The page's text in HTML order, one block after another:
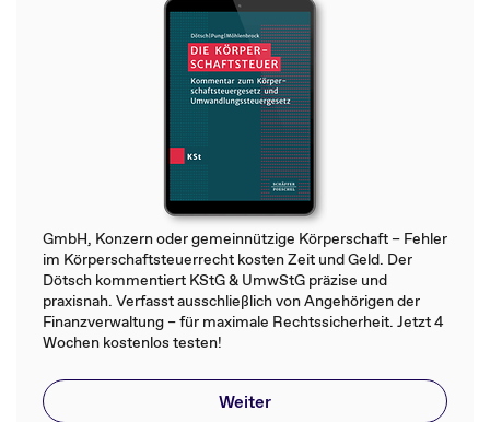
GmbH, Konzern oder gemeinnützige Körperschaft – Fehler
im Körperschaftsteuerrecht kosten Zeit und Geld. Der
Dötsch kommentiert KStG & UmwStG präzise und
praxisnah. Verfasst ausschließlich von Angehörigen der
Finanzverwaltung – für maximale Rechtssicherheit. Jetzt 4
Wochen kostenlos testen!
Weiter